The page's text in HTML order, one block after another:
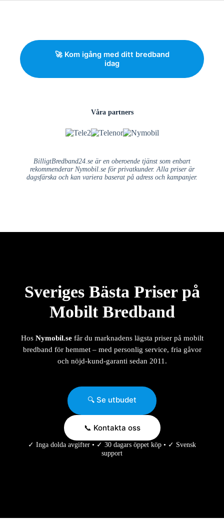
🚀 Kom igång med ditt bredband
idag
Våra partners
BilligtBredband24.se är en oberoende tjänst som enbart
rekommenderar Nymobil.se för privatkunder. Alla priser är
dagsfärska och kan variera baserat på adress och kampanjer.
Sveriges Bästa Priser på
Mobilt Bredband
Hos Nymobil.sefår du marknadens lägsta priser på mobilt
bredband för hemmet – med personlig service, fria gåvor
och nöjd-kund-garanti sedan 2011.
🔍 Se utbudet
📞 Kontakta oss
✓ Inga dolda avgifter • ✓ 30 dagars öppet köp • ✓ Svensk
support